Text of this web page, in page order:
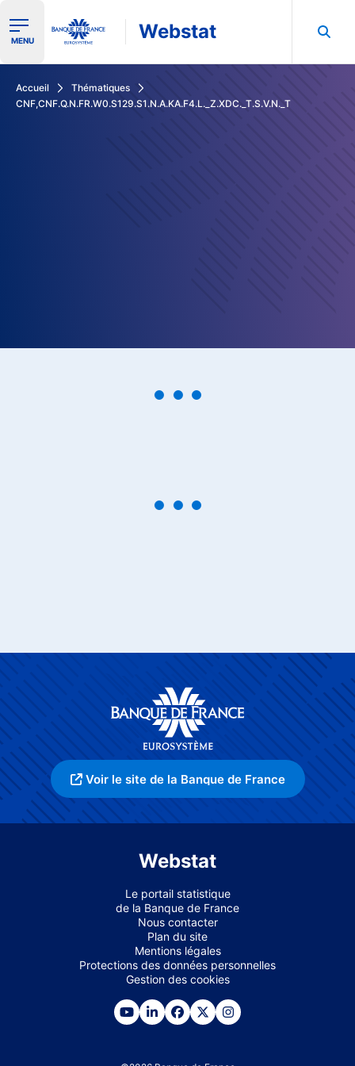
Ouvrir le menu de navigation
MENU Webstat
Accueil
Thématiques
CNF,CNF.Q.N.FR.W0.S129.S1.N.A.KA.F4.L._Z.XDC._T.S.V.N._T
Voir le site de la Banque de France
Webstat
Le portail statistique
de la Banque de France
Nous contacter
Plan du site
Mentions légales
Protections des données personnelles
Gestion des cookies